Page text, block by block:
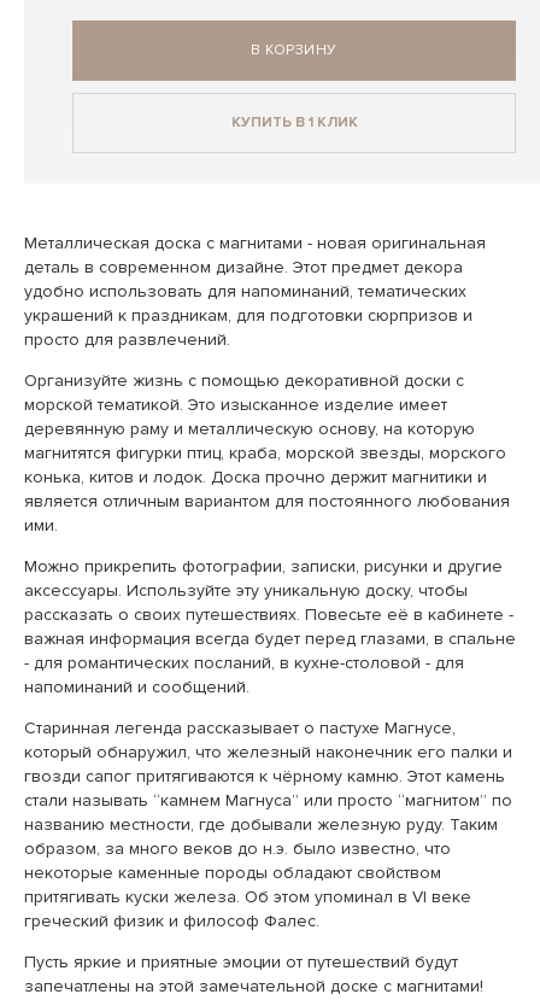
В КОРЗИНУ
КУПИТЬ В 1 КЛИК
Металлическая доска с магнитами - новая оригинальная
деталь в современном дизайне. Этот предмет декора
удобно использовать для напоминаний, тематических
украшений к праздникам, для подготовки сюрпризов и
просто для развлечений.
Организуйте жизнь с помощью декоративной доски с
морской тематикой. Это изысканное изделие имеет
деревянную раму и металлическую основу, на которую
магнитятся фигурки птиц, краба, морской звезды, морского
конька, китов и лодок. Доска прочно держит магнитики и
является отличным вариантом для постоянного любования
ими.
Можно прикрепить фотографии, записки, рисунки и другие
аксессуары. Используйте эту уникальную доску, чтобы
рассказать о своих путешествиях. Повесьте её в кабинете -
важная информация всегда будет перед глазами, в спальне
- для романтических посланий, в кухне-столовой - для
напоминаний и сообщений.
Старинная легенда рассказывает о пастухе Магнусе,
который обнаружил, что железный наконечник его палки и
гвозди сапог притягиваются к чёрному камню. Этот камень
стали называть “камнем Магнуса” или просто “магнитом” по
названию местности, где добывали железную руду. Таким
образом, за много веков до н.э. было известно, что
некоторые каменные породы обладают свойством
притягивать куски железа. Об этом упоминал в VI веке
греческий физик и философ Фалес.
Пусть яркие и приятные эмоции от путешествий будут
запечатлены на этой замечательной доске с магнитами!